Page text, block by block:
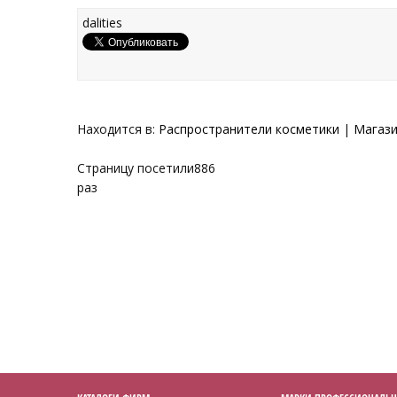
dalities
Находится в: Распространители косметики |
Страницу посетили886
раз